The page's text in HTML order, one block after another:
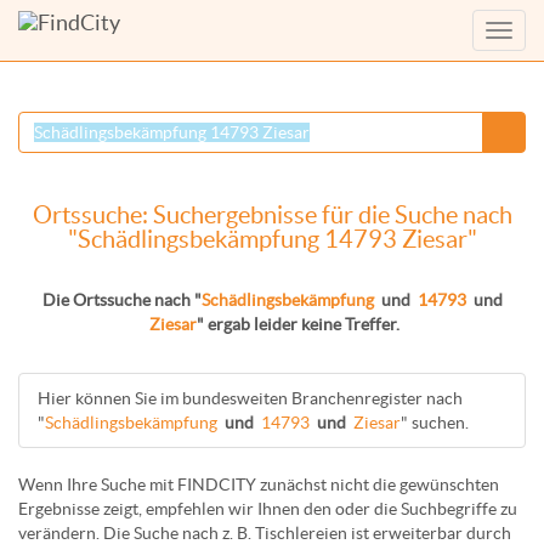
Menü
Ortssuche: Suchergebnisse für die Suche nach
"Schädlingsbekämpfung 14793 Ziesar"
Die Ortssuche nach "Schädlingsbekämpfung und 14793 und
Ziesar" ergab leider keine Treffer.
Hier können Sie im bundesweiten Branchenregister nach
"Schädlingsbekämpfung und 14793 und Ziesar" suchen.
Wenn Ihre Suche mit FINDCITY zunächst nicht die gewünschten
Ergebnisse zeigt, empfehlen wir Ihnen den oder die Suchbegriffe zu
verändern. Die Suche nach z. B. Tischlereien ist erweiterbar durch